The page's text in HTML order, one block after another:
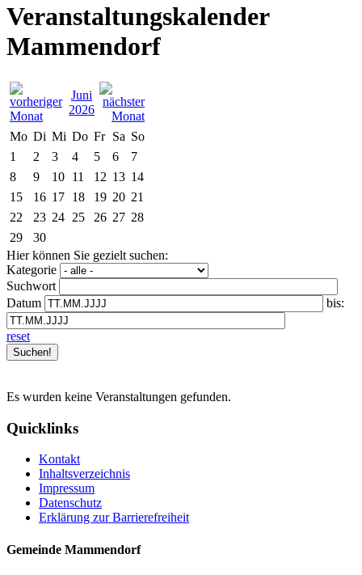
Veranstaltungskalender
Mammendorf
Juni
2026
Mo Di Mi Do Fr Sa So
1
2 3 4 5 6
7
8
9 10 11 12 13 14
15
16 17 18 19 20 21
22
23 24 25 26 27 28
29
30
Hier können Sie gezielt suchen:
Kategorie
Suchwort
Datum
bis:
reset
Es wurden keine Veranstaltungen gefunden.
Quicklinks
Kontakt
Inhaltsverzeichnis
Impressum
Datenschutz
Erklärung zur Barrierefreiheit
Gemeinde Mammendorf